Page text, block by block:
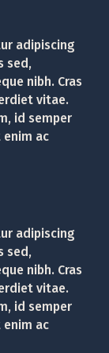
adipiscing
sed,
nibh. Cras
vitae.
id semper
ac
adipiscing
sed,
nibh. Cras
vitae.
id semper
ac